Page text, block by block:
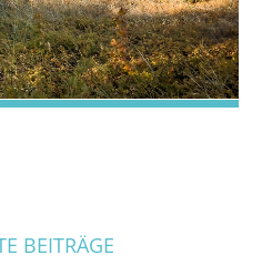
BEITRÄGE